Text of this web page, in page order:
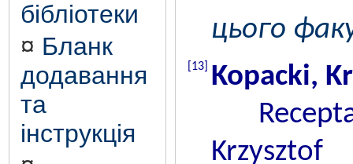
бібліотеки
¤ Бланк
додавання
та
інструкція
цього
[13]
Kopacki,